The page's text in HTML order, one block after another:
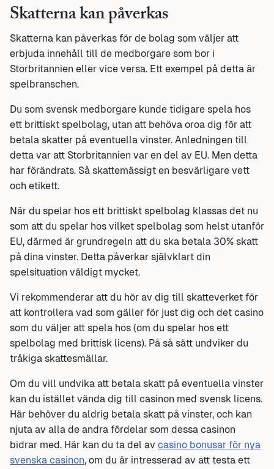
Skatterna kan påverkas
Skatterna kan påverkas för de bolag som väljer att
erbjuda innehåll till de medborgare som bor i
Storbritannien eller vice versa. Ett exempel på detta är
spelbranschen.
Du som svensk medborgare kunde tidigare spela hos
ett brittiskt spelbolag, utan att behöva oroa dig för att
betala skatter på eventuella vinster. Anledningen till
detta var att Storbritannien var en del av EU. Men detta
har förändrats. Så skattemässigt en besvärligare vett
och etikett.
När du spelar hos ett brittiskt spelbolag klassas det nu
som att du spelar hos vilket spelbolag som helst utanför
EU, därmed är grundregeln att du ska betala 30% skatt
på dina vinster. Detta påverkar självklart din
spelsituation väldigt mycket.
Vi rekommenderar att du hör av dig till skatteverket för
att kontrollera vad som gäller för just dig och det casino
som du väljer att spela hos (om du spelar hos ett
spelbolag med brittisk licens). På så sätt undviker du
tråkiga skattesmällar.
Om du vill undvika att betala skatt på eventuella vinster
kan du istället vända dig till casinon med svensk licens.
Här behöver du aldrig betala skatt på vinster, och kan
njuta av alla de andra fördelar som dessa casinon
bidrar med. Här kan du ta del av casino bonusar för nya
svenska casinon, om du är intresserad av att testa ett